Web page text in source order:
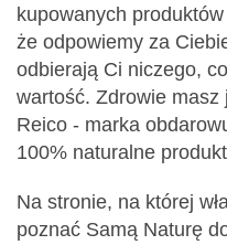
kupowanych
że odpowiemy za
odbierają Ci niczego,
wartość. Zdrowie masz
Reico - marka
100% naturalne
Na stronie, na której
poznać Samą Naturę